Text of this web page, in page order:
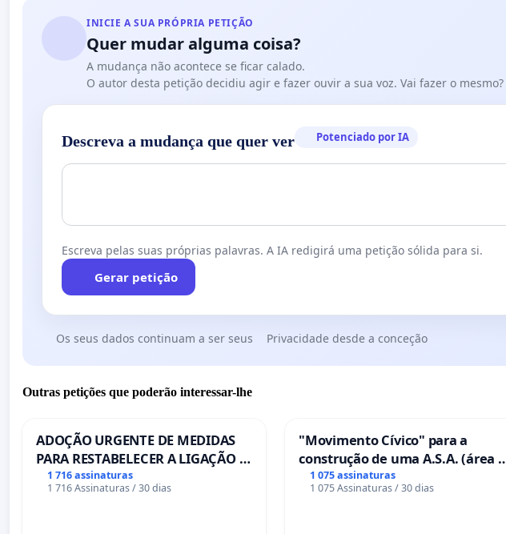
INICIE A SUA PRÓPRIA PETIÇÃO
Quer mudar alguma coisa?
A mudança não acontece se ficar calado.
O autor desta petição decidiu agir e fazer ouvir a sua voz. Vai fazer o mesmo?
Descreva a mudança que quer ver Potenciado por IA
Escreva pelas suas próprias palavras. A IA redigirá uma petição sólida para si.
Gerar petição
Os seus dados continuam a ser seus Privacidade desde a conceção
Outras petições que poderão interessar-lhe
ADOÇÃO URGENTE DE MEDIDAS
PARA RESTABELECER A LIGAÇÃO -
PONTE RS-129
1 716 assinaturas
1 716 Assinaturas / 30 dias
"Movimento Cívico" para a
construção de uma A.S.A. (área
serviços para autocaravanas) em
Coimbra
1 075 assinaturas
1 075 Assinaturas / 30 dias